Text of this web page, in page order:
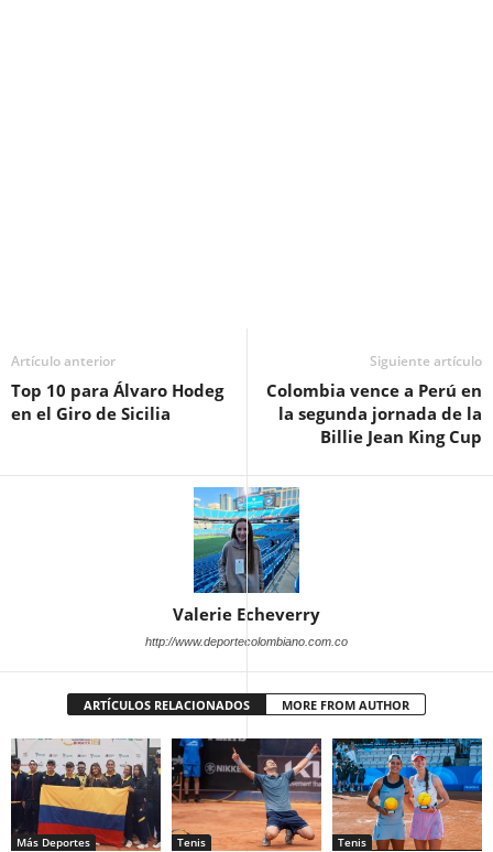
Artículo anterior
Top 10 para Álvaro Hodeg
en el Giro de Sicilia
Siguiente artículo
Colombia vence a Perú en
la segunda jornada de la
Billie Jean King Cup
Valerie Echeverry
http://www.deportecolombiano.com.co
ARTÍCULOS RELACIONADOS MORE FROM AUTHOR
Más Deportes Tenis Tenis